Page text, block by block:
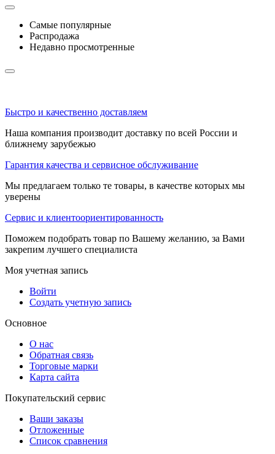
Самые популярные
Распродажа
Недавно просмотренные
Быстро и качественно доставляем
Наша компания производит доставку по всей России и
ближнему зарубежью
Гарантия качества и сервисное обслуживание
Мы предлагаем только те товары, в качестве которых мы
уверены
Сервис и клиентоориентированность
Поможем подобрать товар по Вашему желанию, за Вами
закрепим лучшего специалиста
Моя учетная запись
Войти
Создать учетную запись
Основное
О нас
Обратная связь
Торговые марки
Карта сайта
Покупательский сервис
Ваши заказы
Отложенные
Список сравнения